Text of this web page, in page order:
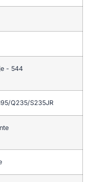
- 544
Q235/S235JR